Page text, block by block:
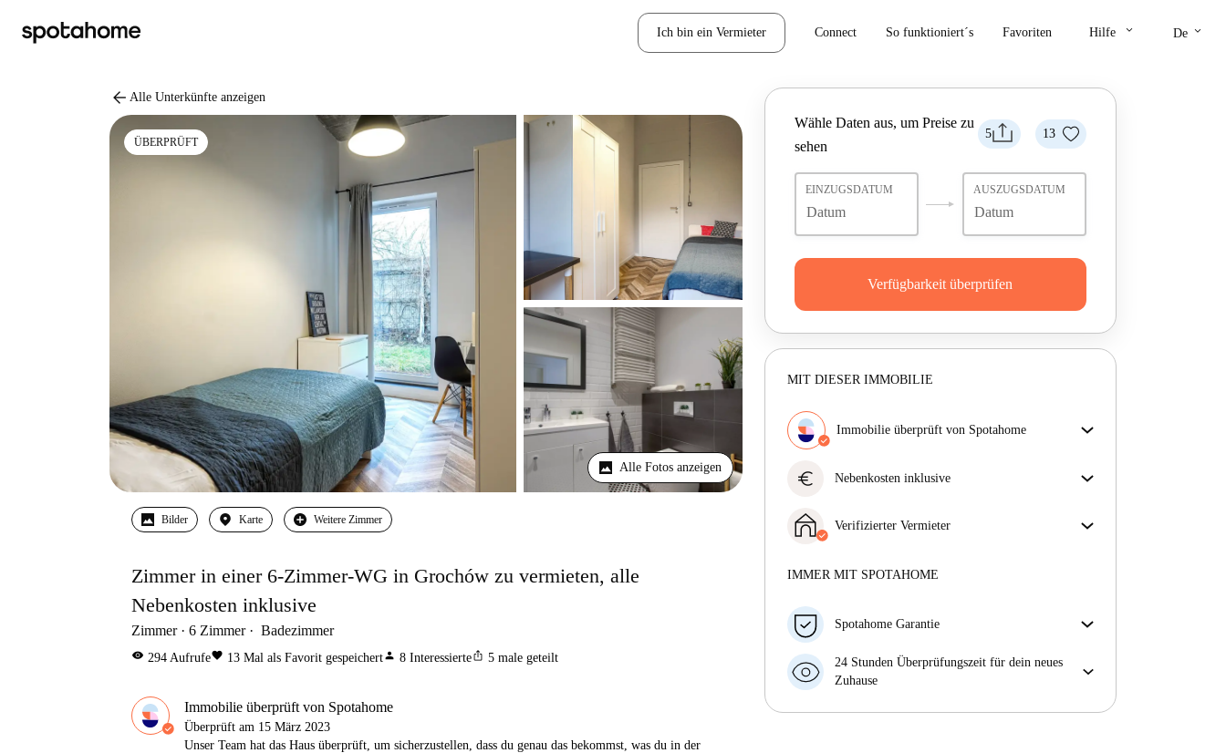
Ich bin ein Vermieter Connect So funktioniert´s Favoriten Hilfe keyboard_arrow_down De keyboard_arrow_down
arrow_back Alle Unterkünfte anzeigen
ÜBERPRÜFT
Alle Fotos anzeigen
Bilder Karte Weitere Zimmer
Zimmer in einer 6-Zimmer-WG in Grochów zu vermieten, alle
Nebenkosten inklusive
Zimmer 6 Zimmer Badezimmer
visibility 294 Aufrufefavorite 13 Mal als Favorit gespeichertperson 8 Interessierteios_share 5 male geteilt
Immobilie überprüft von Spotahome
Überprüft am 15 März 2023
Unser Team hat das Haus überprüft, um sicherzustellen, dass du genau das bekommst, was du in der
5 13
Wähle Daten aus, um Preise zu
sehen
EINZUGSDATUM AUSZUGSDATUM
Verfügbarkeit überprüfen
MIT DIESER IMMOBILIE
Immobilie überprüft von Spotahome
sicherzustellen, dass du genau das bekommst, was du
Mehr über die Verifizierung
euro Nebenkosten inklusive
– Miete und Betriebskosten in einem für ein
unkompliziertes Mietverhältnis.
Verifizierter Vermieter
Mehr über diesen Vermieter
IMMER MIT SPOTAHOME
Spotahome Garantie
Falls der Vermieter deine Buchung kurzfristig
storniert, werden wir dir entweder A) ein Hotel
finden oder B) den gezahlten Betrag vollständig
24 Stunden Überprüfungszeit für dein neues
Zuhause